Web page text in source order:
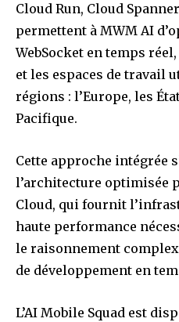
Cloud Run, Cloud
permettent à MWM AI
WebSocket en temps
et les espaces de travail
régions : l’Europe, les
Pacifique.
Cette approche intégrée
l’architecture optimisée
Cloud, qui fournit
haute performance
le raisonnement
de développement en
L’AI Mobile Squad est